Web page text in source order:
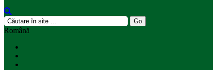
Română